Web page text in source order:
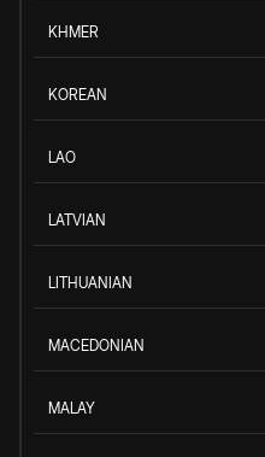
KHMER
KOREAN
LAO
LATVIAN
LITHUANIAN
MACEDONIAN
MALAY